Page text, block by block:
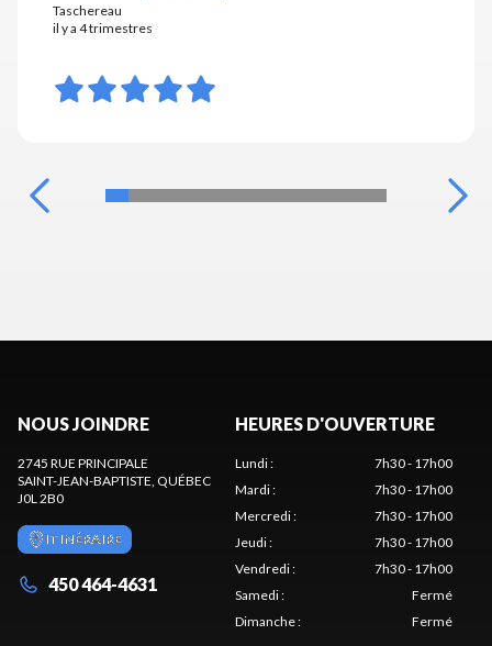
Taschereau
il y a 4 trimestres
NOUS JOINDRE
2745 RUE PRINCIPALE
SAINT-JEAN-BAPTISTE , QUÉBEC
J0L 2B0
ITINÉRAIRE
450 464-4631
HEURES D'OUVERTURE
Lundi:
7h30 - 17h00
Mardi:
7h30 - 17h00
Mercredi:
7h30 - 17h00
Jeudi:
7h30 - 17h00
Vendredi:
7h30 - 17h00
Samedi:
Fermé
Dimanche: Fermé